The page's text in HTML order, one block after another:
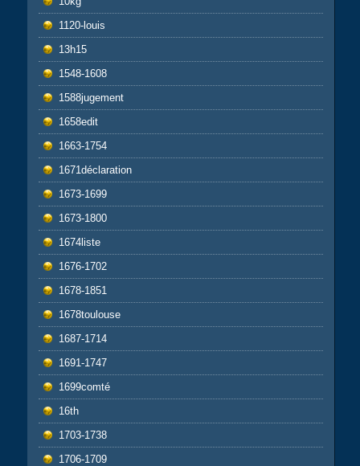
1120-louis
13h15
1548-1608
1588jugement
1658edit
1663-1754
1671déclaration
1673-1699
1673-1800
1674liste
1676-1702
1678-1851
1678toulouse
1687-1714
1691-1747
1699comté
16th
1703-1738
1706-1709